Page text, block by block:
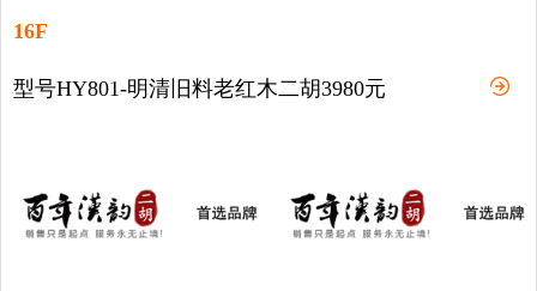
16F
型号HY801-明清旧料老红木二胡3980元